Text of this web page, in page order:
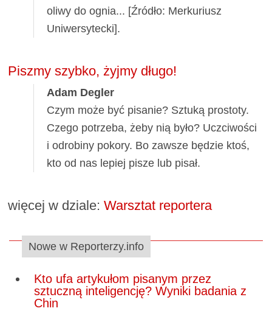
oliwy do ognia... [Źródło: Merkuriusz
Uniwersytecki].
Piszmy szybko, żyjmy długo!
Adam Degler
Czym może być pisanie? Sztuką prostoty.
Czego potrzeba, żeby nią było? Uczciwości
i odrobiny pokory. Bo zawsze będzie ktoś,
kto od nas lepiej pisze lub pisał.
więcej w dziale:Warsztat reportera
Nowe w Reporterzy.info
Kto ufa artykułom pisanym przez
sztuczną inteligencję? Wyniki badania z
Chin